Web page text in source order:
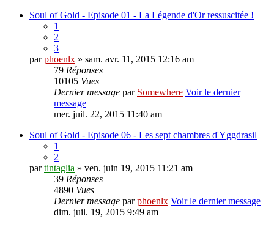
Soul of Gold - Episode 01 - La Légende d'Or ressuscitée !
1
2
3
parphoenlx » sam. avr. 11, 2015 12:16 am
79 Réponses
10105 Vues
Dernier message par Somewhere Voir le dernier
message
mer. juil. 22, 2015 11:40 am
Soul of Gold - Episode 06 - Les sept chambres d'Yggdrasil
1
2
partintaglia » ven. juin 19, 2015 11:21 am
39 Réponses
4890 Vues
Dernier message parphoenlx Voir le dernier message
dim. juil. 19, 2015 9:49 am